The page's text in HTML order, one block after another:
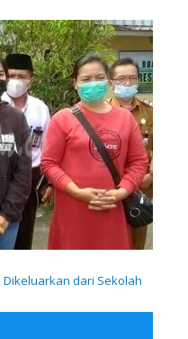
Dikeluarkan dari Sekolah